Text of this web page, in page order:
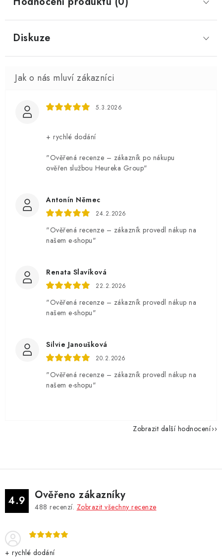
Diskuze
5.3.2026
+ rychlé dodání
"Ověřená recenze – zákazník po nákupu
ověřen službou Heureka Group"
Antonín Němec
24.2.2026
"Ověřená recenze – zákazník provedl nákup na
našem e-shopu"
Renata Slavíková
22.2.2026
"Ověřená recenze – zákazník provedl nákup na
našem e-shopu"
Silvie Janoušková
20.2.2026
"Ověřená recenze – zákazník provedl nákup na
našem e-shopu"
Zobrazit další hodnocení
4.9 Ověřeno zákazníky
488 recenzí. Zobrazit všechny recenze
+ rychlé dodání